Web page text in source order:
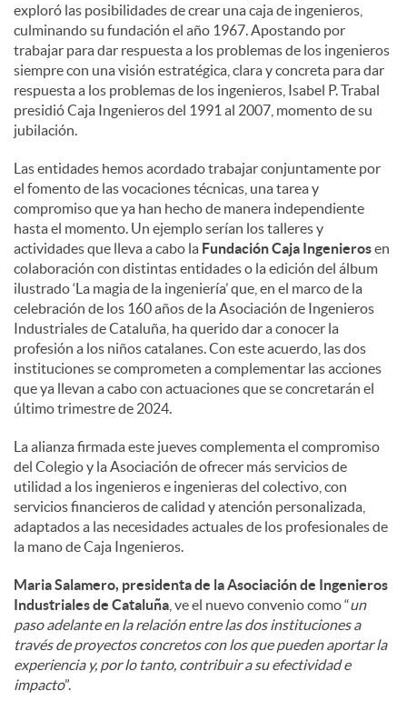
exploró las posibilidades de crear una caja de ingenieros,
culminando su fundación el año 1967. Apostando por
trabajar para dar respuesta a los problemas de los ingenieros
siempre con una visión estratégica, clara y concreta para dar
respuesta a los problemas de los ingenieros, Isabel P. Trabal
presidió Caja Ingenieros del 1991 al 2007, momento de su
jubilación.
Las entidades hemos acordado trabajar conjuntamente por
el fomento de las vocaciones técnicas, una tarea y
compromiso que ya han hecho de manera independiente
hasta el momento. Un ejemplo serían los talleres y
actividades que lleva a cabo la Fundación Caja Ingenierosen
colaboración con distintas entidades o la edición del álbum
ilustrado ‘La magia de la ingeniería’ que, en el marco de la
celebración de los 160 años de la Asociación de Ingenieros
Industriales de Cataluña, ha querido dar a conocer la
profesión a los niños catalanes. Con este acuerdo, las dos
instituciones se comprometen a complementar las acciones
que ya llevan a cabo con actuaciones que se concretarán el
último trimestre de 2024.
La alianza firmada este jueves complementa el compromiso
del Colegio y la Asociación de ofrecer más servicios de
utilidad a los ingenieros e ingenieras del colectivo, con
servicios financieros de calidad y atención personalizada,
adaptados a las necesidades actuales de los profesionales de
la mano de Caja Ingenieros.
Maria Salamero, presidenta de la Asociación de Ingenieros
Industriales de Cataluña , ve el nuevo convenio como “un
paso adelante en la relación entre las dos instituciones a
través de proyectos concretos con los que pueden aportar la
experiencia y, por lo tanto, contribuir a su efectividad e
impacto”.